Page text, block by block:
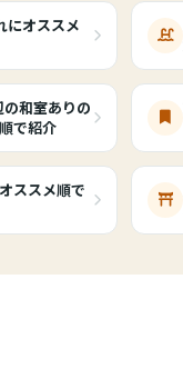
にオススメ
和室ありの
で紹介
ススメ順で